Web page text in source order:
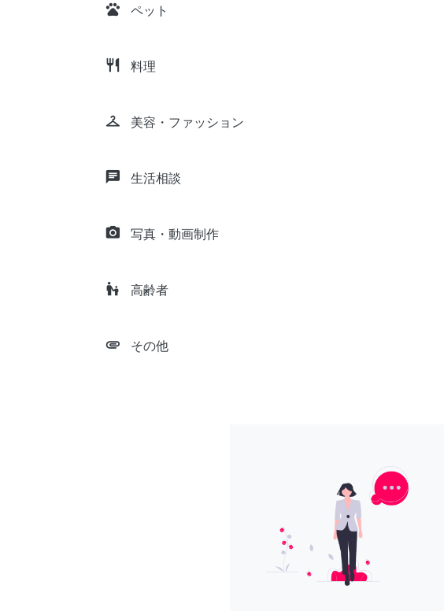
pets ペット
restaurant 料理
checkroom 美容・ファッション
chat 生活相談
camera_alt 写真・動画制作
escalator_warning 高齢者
attachment その他